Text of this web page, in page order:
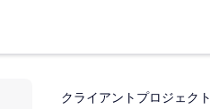
クライアントプロジェクト